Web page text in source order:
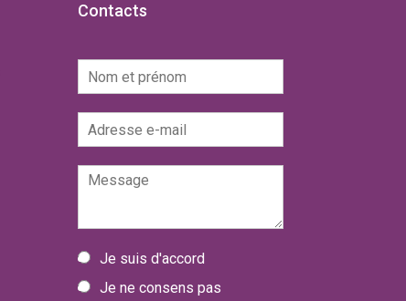
Contacts
o
m
*
*
M
s
g
g
I
f
Je suis d'accord
Je ne consens pas